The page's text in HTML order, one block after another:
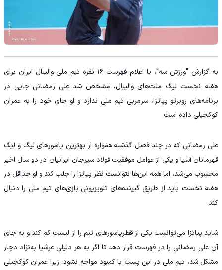
به گزارش "ورزش سه"، با اعلام فهرست ۱۶ نفره تیم ملی والیبال ایران برای
هفته نخست لیگ ملت‌های والیبال، مشخص شد علی رمضانی جایی در
برنامه‌های روبرتو پیاتزا، سرمربی تیم ملی ندارد و او جای خود را به عمران
کوکجیلی داده است.
علی رمضانی که در چند فصل گذشته همواره از بهترین پاسورهای لیگ و لیگ
قهرمانان آسیا و یکی از عوامل موفقیت فولاد سیرجان ایرانیان در دو سال اخیر
محسوب می‌شد، اما همه این‌ها نتوانست نظر پیاتزا را جلب کند و او حداقل در
هفته نخست باید از طریق گیرنده‌های تلویزیونی بازی‌های تیم ملی را دنبال
کند.
شاید پیاتزا می‌توانست یکی از قطرپاسورهای تیم را از لیست کم کند و به جای
آن علی رمضانی را در فهرست قرار دهد تا اگر به هر دلیلی عرشیا به‌نژاد دچار
مشکل شد، تیم ملی در این پست با کمبود مواجه نشود؛ زیرا عمران کوکجیلی